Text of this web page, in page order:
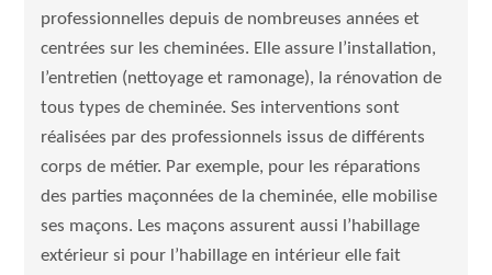
professionnelles depuis de nombreuses années et
centrées sur les cheminées. Elle assure l’installation,
l’entretien (nettoyage et ramonage), la rénovation de
tous types de cheminée. Ses interventions sont
réalisées par des professionnels issus de différents
corps de métier. Par exemple, pour les réparations
des parties maçonnées de la cheminée, elle mobilise
ses maçons. Les maçons assurent aussi l’habillage
extérieur si pour l’habillage en intérieur elle fait